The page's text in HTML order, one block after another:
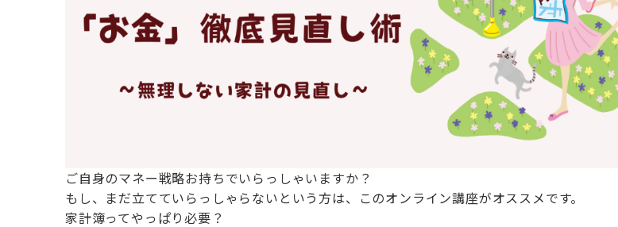
ご自身のマネー戦略お持ちでいらっしゃいますか？
もし、まだ立てていらっしゃらないという方は、このオンライン講座がオススメです。
家計簿ってやっぱり必要？